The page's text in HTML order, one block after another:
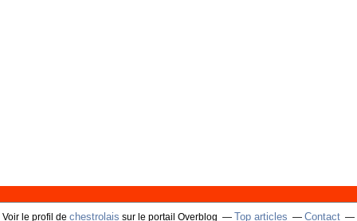
Voir le profil de chestrolais sur le portail Overblog Top articles Contact